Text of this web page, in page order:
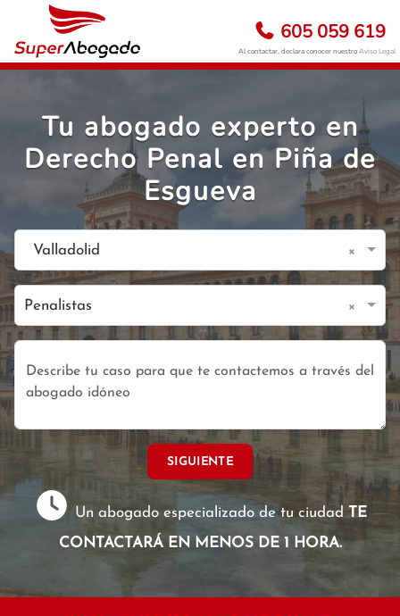
605 059 619
Al contactar, declara conocer nuestroAviso Legal
Tu abogado experto en
Derecho Penal en Piña de
Esgueva
Valladolid ×
Penalistas ×
SIGUIENTE
Un abogado especializado de tu ciudadTE
CONTACTARÁ EN MENOS DE 1 HORA.